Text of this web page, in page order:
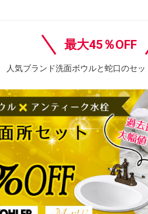
最大45％OFF
人気ブランド洗面ボウルと蛇口のセ